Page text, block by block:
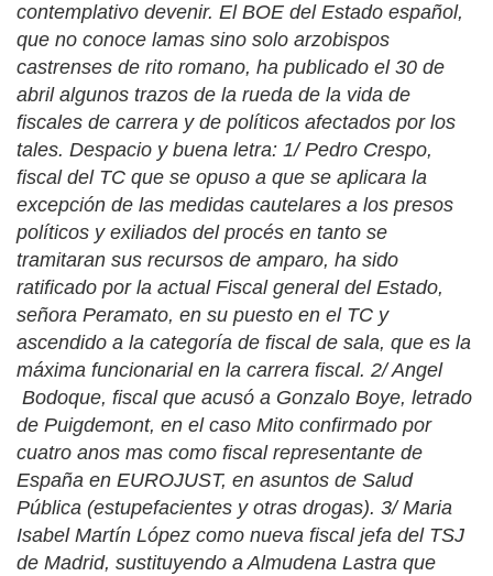
contemplativo devenir. El BOE del Estado español,
que no conoce lamas sino solo arzobispos
castrenses de rito romano, ha publicado el 30 de
abril algunos trazos de la rueda de la vida de
fiscales de carrera y de políticos afectados por los
tales. Despacio y buena letra: 1/ Pedro Crespo,
fiscal del TC que se opuso a que se aplicara la
excepción de las medidas cautelares a los presos
políticos y exiliados del procés en tanto se
tramitaran sus recursos de amparo, ha sido
ratificado por la actual Fiscal general del Estado,
señora Peramato, en su puesto en el TC y
ascendido a la categoría de fiscal de sala, que es la
máxima funcionarial en la carrera fiscal. 2/ Angel
Bodoque, fiscal que acusó a Gonzalo Boye, letrado
de Puigdemont, en el caso Mito confirmado por
cuatro anos mas como fiscal representante de
España en EUROJUST, en asuntos de Salud
Pública (estupefacientes y otras drogas). 3/ Maria
Isabel Martín López como nueva fiscal jefa del TSJ
de Madrid, sustituyendo a Almudena Lastra que